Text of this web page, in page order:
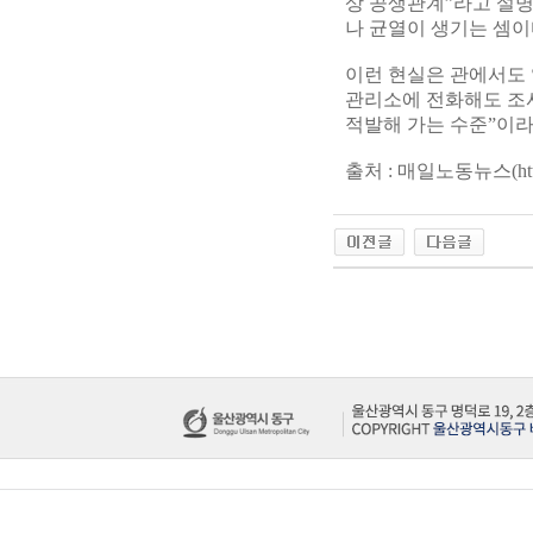
나 균열이 생기는 셈
이런 현실은 관에서
관리소에 전화해도 조
적발해 가는 수준”이
출처 : 매일노동뉴스